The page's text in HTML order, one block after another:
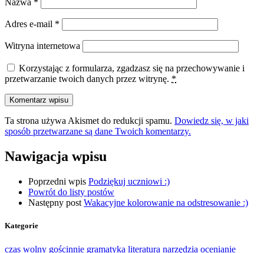
Nazwa *
Adres e-mail *
Witryna internetowa
Korzystając z formularza, zgadzasz się na przechowywanie i
przetwarzanie twoich danych przez witrynę. *
Ta strona używa Akismet do redukcji spamu. Dowiedz się, w jaki
sposób przetwarzane są dane Twoich komentarzy.
Nawigacja wpisu
Poprzedni wpis Podziękuj uczniowi :)
Powrót do listy postów
Następny post Wakacyjne kolorowanie na odstresowanie :)
Kategorie
czas wolny gościnnie gramatyka literatura narzędzia ocenianie